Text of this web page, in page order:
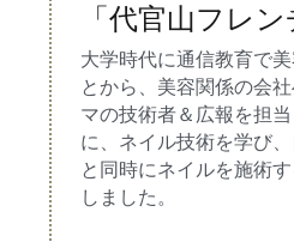
「代官山フレ
大学時代に通信教育で
とから、美容関係の会
マの技術者＆広報を担
に、ネイル技術を学び
と同時にネイルを施術
しました。